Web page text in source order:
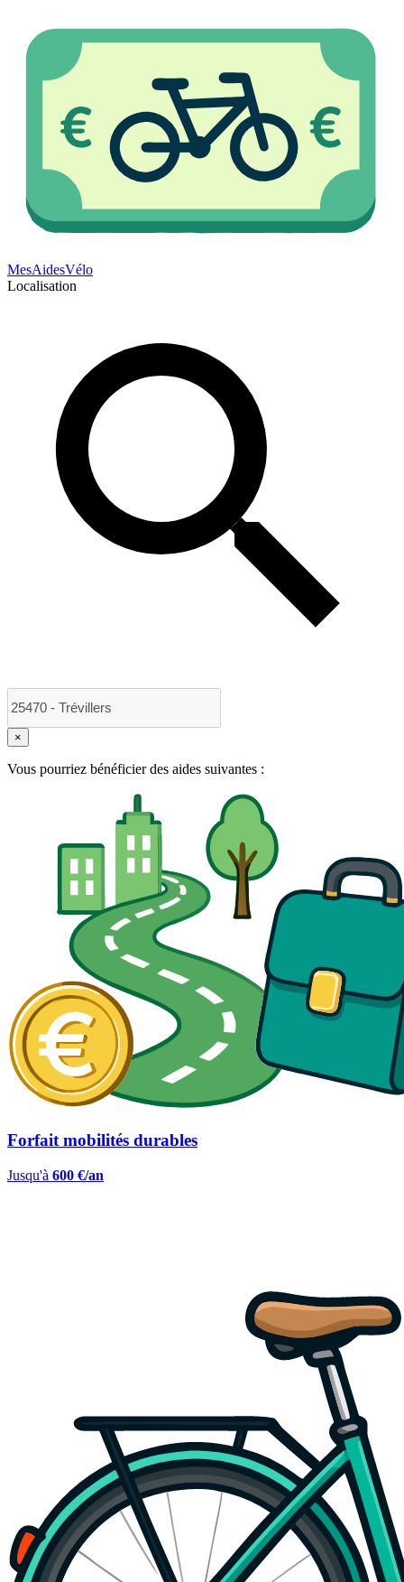
MesAidesVélo
Localisation
×
Vous pourriez bénéficier des aides suivantes :
Forfait mobilités durables
Jusqu'à 600 €/an